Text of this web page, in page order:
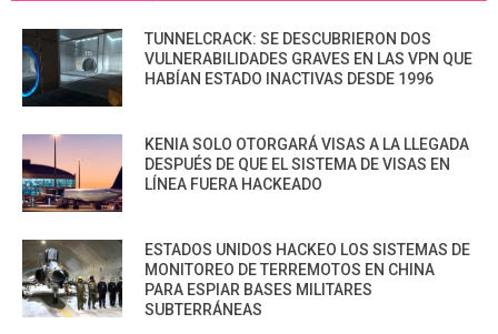
TUNNELCRACK: SE DESCUBRIERON DOS
VULNERABILIDADES GRAVES EN LAS VPN QUE
HABÍAN ESTADO INACTIVAS DESDE 1996
KENIA SOLO OTORGARÁ VISAS A LA LLEGADA
DESPUÉS DE QUE EL SISTEMA DE VISAS EN
LÍNEA FUERA HACKEADO
ESTADOS UNIDOS HACKEO LOS SISTEMAS DE
MONITOREO DE TERREMOTOS EN CHINA
PARA ESPIAR BASES MILITARES
SUBTERRÁNEAS